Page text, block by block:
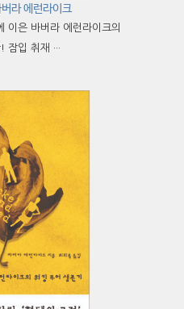
라 에런라이크
이은 바버라 에런라이크의
잠입 취재 ···